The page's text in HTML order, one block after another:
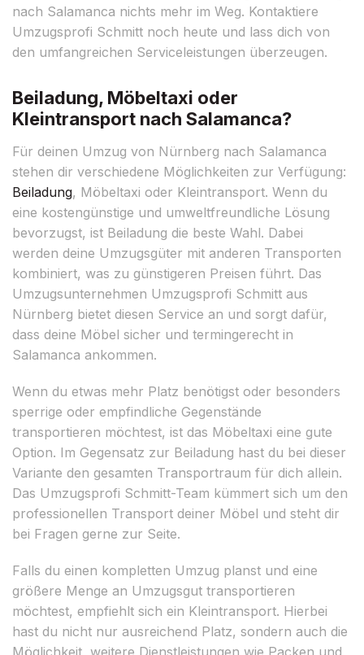
nach Salamanca nichts mehr im Weg. Kontaktiere
Umzugsprofi Schmitt noch heute und lass dich von
den umfangreichen Serviceleistungen überzeugen.
Beiladung, Möbeltaxi oder
Kleintransport nach Salamanca?
Für deinen Umzug von Nürnberg nach Salamanca
stehen dir verschiedene Möglichkeiten zur Verfügung:
Beiladung, Möbeltaxi oder Kleintransport. Wenn du
eine kostengünstige und umweltfreundliche Lösung
bevorzugst, ist Beiladung die beste Wahl. Dabei
werden deine Umzugsgüter mit anderen Transporten
kombiniert, was zu günstigeren Preisen führt. Das
Umzugsunternehmen Umzugsprofi Schmitt aus
Nürnberg bietet diesen Service an und sorgt dafür,
dass deine Möbel sicher und termingerecht in
Salamanca ankommen.
Wenn du etwas mehr Platz benötigst oder besonders
sperrige oder empfindliche Gegenstände
transportieren möchtest, ist das Möbeltaxi eine gute
Option. Im Gegensatz zur Beiladung hast du bei dieser
Variante den gesamten Transportraum für dich allein.
Das Umzugsprofi Schmitt-Team kümmert sich um den
professionellen Transport deiner Möbel und steht dir
bei Fragen gerne zur Seite.
Falls du einen kompletten Umzug planst und eine
größere Menge an Umzugsgut transportieren
möchtest, empfiehlt sich ein Kleintransport. Hierbei
hast du nicht nur ausreichend Platz, sondern auch die
Möglichkeit, weitere Dienstleistungen wie Packen und